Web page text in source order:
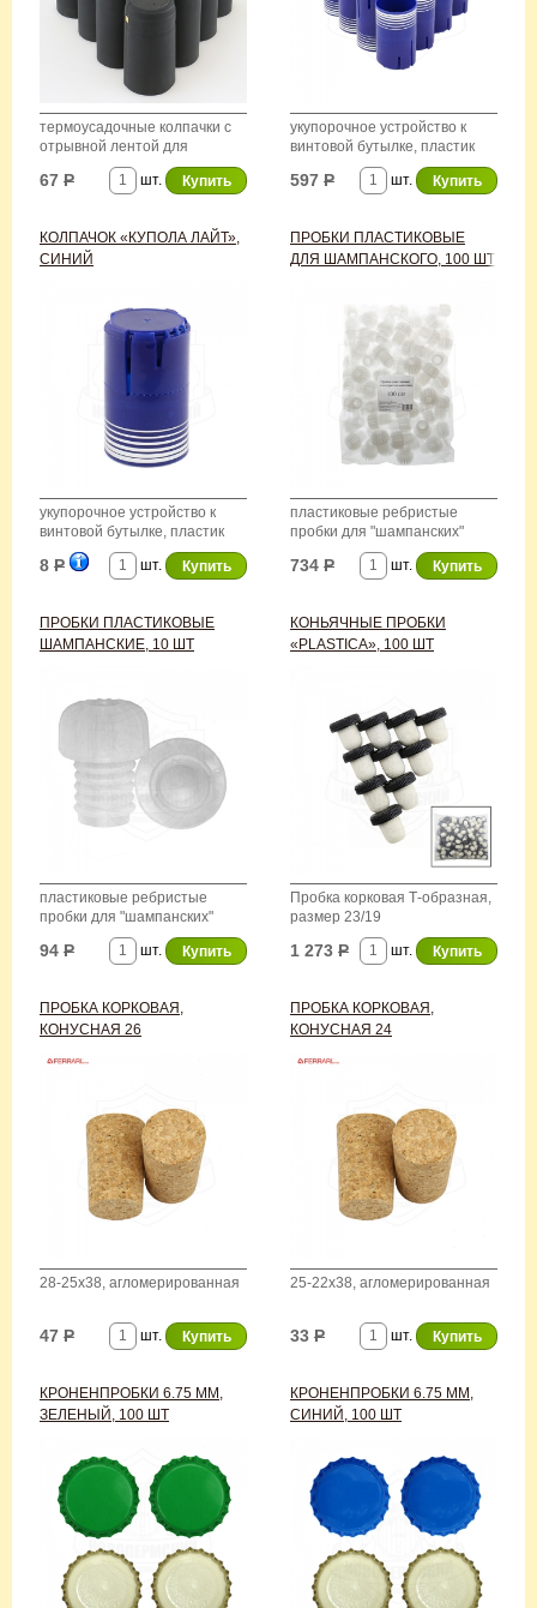
термоусадочные колпачки с
отрывной лентой для
оформления винных бутылок
шт.
67 Р
укупорочное устройство к
винтовой бутылке, пластик
шт.
597 Р
КОЛПАЧОК «КУПОЛА ЛАЙТ»,
СИНИЙ
укупорочное устройство к
винтовой бутылке, пластик
шт.
8 Р
ПРОБКИ ПЛАСТИКОВЫЕ
ДЛЯ ШАМПАНСКОГО, 100 ШТ
пластиковые ребристые
пробки для "шампанских"
шт.
734 Р
ПРОБКИ ПЛАСТИКОВЫЕ
ШАМПАНСКИЕ, 10 ШТ
пластиковые ребристые
пробки для "шампанских"
шт.
94 Р
КОНЬЯЧНЫЕ ПРОБКИ
«PLASTICA», 100 ШТ
Пробка корковая Т-образная,
размер 23/19
шт.
1 273 Р
ПРОБКА КОРКОВАЯ,
КОНУСНАЯ 26
28-25х38, агломерированная
шт.
47 Р
ПРОБКА КОРКОВАЯ,
КОНУСНАЯ 24
25-22х38, агломерированная
шт.
33 Р
КРОНЕНПРОБКИ 6.75 ММ,
ЗЕЛЕНЫЙ, 100 ШТ
КРОНЕНПРОБКИ 6.75 ММ,
СИНИЙ, 100 ШТ